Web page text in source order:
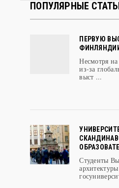
ПОПУЛЯРНЫЕ
ПЕРВУЮ
Несмотря на
Студенты